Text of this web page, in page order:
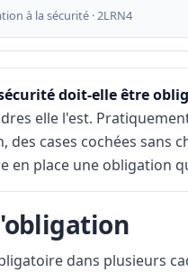
à la sécurité · 2LRN4
doit-elle être
elle l'est.
des cases cochées sans
en place une obligation
dans plusieurs